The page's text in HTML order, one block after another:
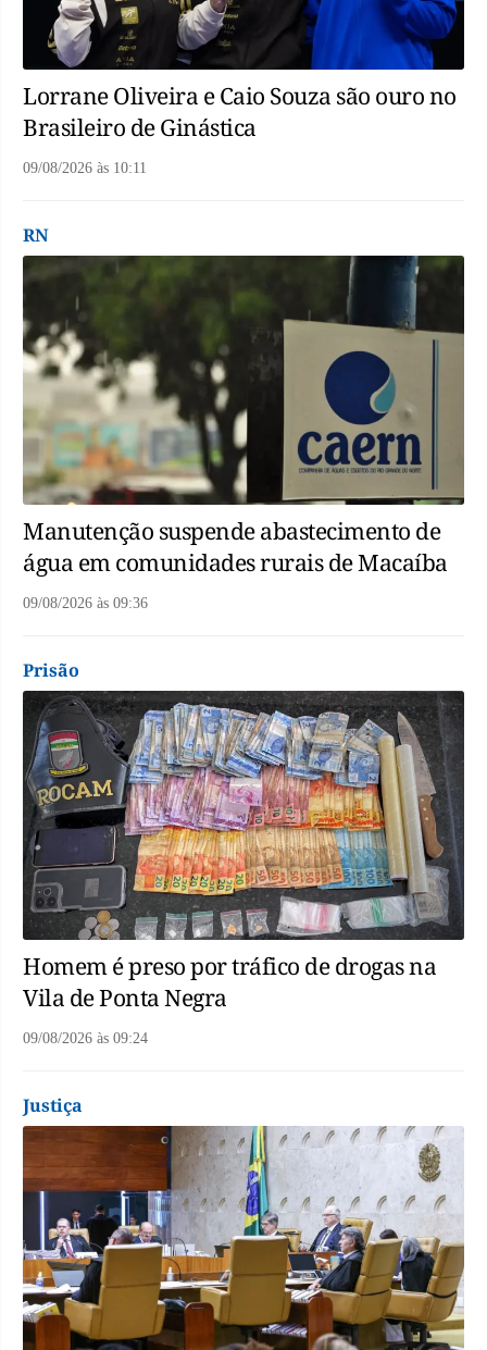
Lorrane Oliveira e Caio Souza são ouro no
Brasileiro de Ginástica
09/08/2026 às 10:11
RN
Manutenção suspende abastecimento de
água em comunidades rurais de Macaíba
09/08/2026 às 09:36
Prisão
Homem é preso por tráfico de drogas na
Vila de Ponta Negra
09/08/2026 às 09:24
Justiça